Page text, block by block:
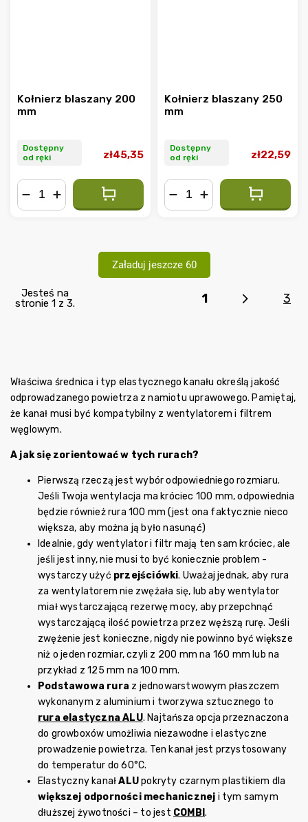
Kołnierz blaszany 200
mm
Dostępny
od ręki
zł45,35
Kołnierz blaszany 250
mm
Dostępny
od ręki
zł22,59
Załaduj jeszcze 60
Jesteś na
stronie 1 z 3.
1 3
Właściwa średnica i typ elastycznego kanału określą jakość
odprowadzanego powietrza z namiotu uprawowego. Pamiętaj,
że kanał musi być kompatybilny z wentylatorem i filtrem
węglowym.
A jak się zorientować w tych rurach?
Pierwszą rzeczą jest wybór odpowiedniego rozmiaru.
Jeśli Twoja wentylacja ma króciec 100 mm, odpowiednia
będzie również rura 100 mm (jest ona faktycznie nieco
większa, aby można ją było nasunąć)
Idealnie, gdy wentylator i filtr mają ten sam króciec, ale
jeśli jest inny, nie musi to być koniecznie problem -
wystarczy użyć przejściówki. Uważaj jednak, aby rura
za wentylatorem nie zwężała się, lub aby wentylator
miał wystarczającą rezerwę mocy, aby przepchnąć
wystarczającą ilość powietrza przez węższą rurę. Jeśli
zwężenie jest konieczne, nigdy nie powinno być większe
niż o jeden rozmiar, czyli z 200 mm na 160 mm lub na
przykład z 125 mm na 100 mm.
Podstawowa rura z jednowarstwowym płaszczem
wykonanym z aluminium i tworzywa sztucznego to
rura elastyczna ALU. Najtańsza opcja przeznaczona
do growboxów umożliwia niezawodne i elastyczne
prowadzenie powietrza. Ten kanał jest przystosowany
do temperatur do 60°C.
Elastyczny kanałALUpokryty czarnym plastikiem dla
większej odporności mechanicznej i tym samym
dłuższej żywotności – to jest COMBI .